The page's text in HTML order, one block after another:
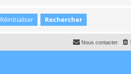
Nous contacter